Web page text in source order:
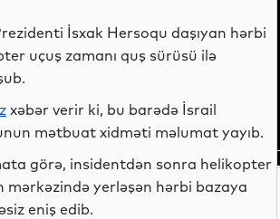
İsxak Hersoqu daşıyan hərbi
uçuş zamanı quş sürüsü ilə
xəbər verir ki, bu barədə İsrail
mətbuat xidməti məlumat yayıb.
görə, insidentdən sonra helikopter
mərkəzində yerləşən hərbi bazaya
eniş edib.